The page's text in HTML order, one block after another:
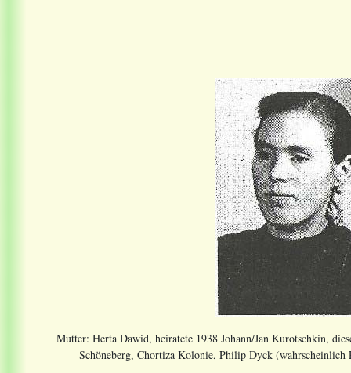
Mutter: Herta Dawid, heiratete 1938 Johann/Jan Kurotschkin,
Schöneberg, Chortiza Kolonie, Philip Dyck